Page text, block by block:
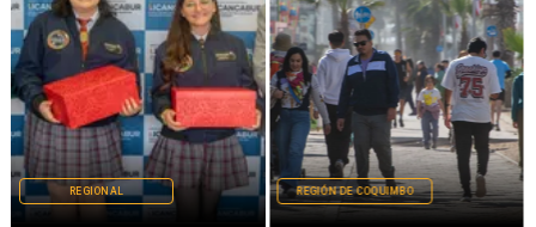
REGIONAL REGIÓN DE COQUIMBO